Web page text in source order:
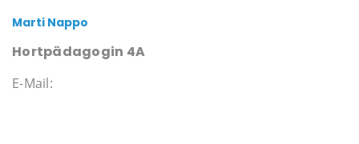
Marti Nappo
Hortpädagogin 4A
E-Mail: